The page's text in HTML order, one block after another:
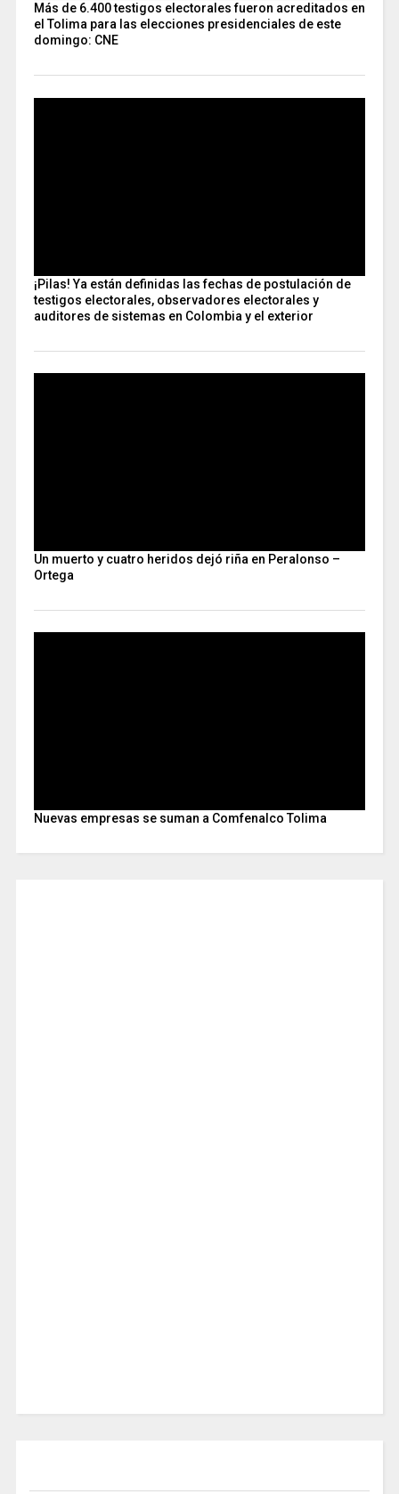
Más de 6.400 testigos electorales fueron acreditados en
el Tolima para las elecciones presidenciales de este
domingo: CNE
¡Pilas! Ya están definidas las fechas de postulación de
testigos electorales, observadores electorales y
auditores de sistemas en Colombia y el exterior
Un muerto y cuatro heridos dejó riña en Peralonso –
Ortega
Nuevas empresas se suman a Comfenalco Tolima